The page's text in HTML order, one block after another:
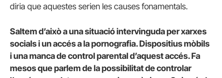
diria que aquestes serien les causes fonamentals.
Saltem d’això a una situació intervinguda per xarxes
socials i un accés a la pornografia. Dispositius mòbils
i una manca de control parental d’aquest accés. Fa
mesos que parlem de la possibilitat de controlar